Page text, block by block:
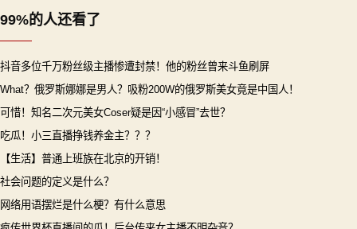
99%的人还看了
抖音多位千万粉丝级主播惨遭封禁！他的粉丝曾来斗鱼刷屏
What？俄罗斯娜娜是男人？吸粉200W的俄罗斯美女竟是中国人！
可惜！知名二次元美女Coser疑是因“小感冒”去世？
吃瓜！小三直播挣钱养金主？？？
【生活】普通上班族在北京的开销！
社会问题的定义是什么？
网络用语摆烂是什么梗？有什么意思